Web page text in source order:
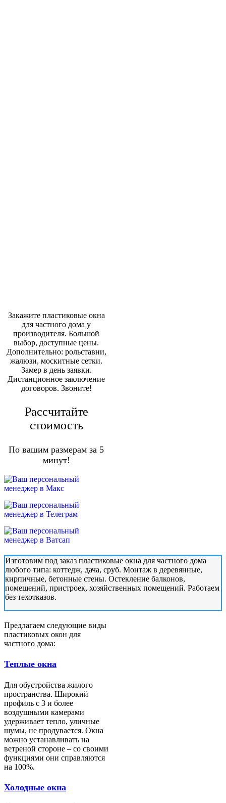
Закажите пластиковые окна
для частного дома у
производителя. Большой
выбор, доступные цены.
Дополнительно: рольставни,
жалюзи, москитные сетки.
Замер в день заявки.
Дистанционное заключение
договоров. Звоните!
Рассчитайте
стоимость
По вашим размерам за 5
минут!
Изготовим под заказ пластиковые окна для частного дома
любого типа: коттедж, дача, сруб. Монтаж в деревянные,
кирпичные, бетонные стены. Остекление балконов,
помещений, пристроек, хозяйственных помещений. Работаем
без техотказов.
Предлагаем следующие виды
пластиковых окон для
частного дома:
Теплые окна
Для обустройства жилого
пространства. Широкий
профиль с 3 и более
воздушными камерами
удерживает тепло, уличные
шумы, не продувается. Окна
можно устанавливать на
ветреной стороне – со своими
функциями они справляются
на 100%.
Холодные окна